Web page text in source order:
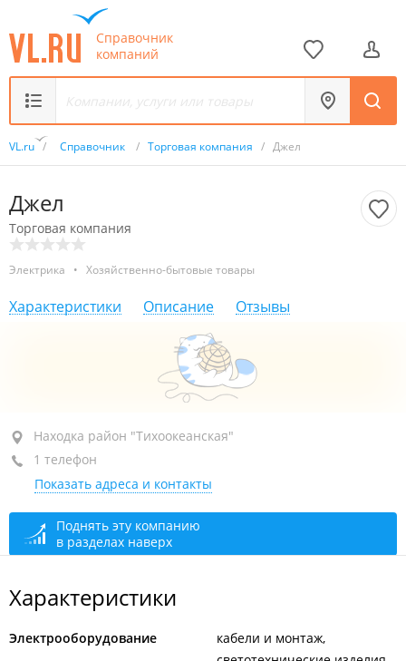
Справочник
компаний
VL.ru / Справочник / Торговая компания / Джел
Джел
Торговая компания
Электрика • Хозяйственно-бытовые товары
Характеристики Описание Отзывы
Находка, район "Тихоокеанская", пр-т Находкинский,
44А
+7 (423) 294-85-04
сегодня закрыто
Находка район "Тихоокеанская"
1 телефон
Показать адреса и контакты
Поднять эту компанию
в разделах наверх
Характеристики
Электрооборудование
кабели и монтаж